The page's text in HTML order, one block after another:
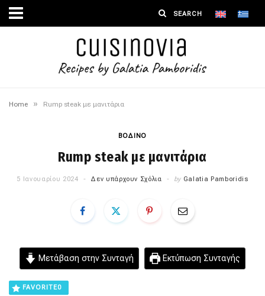
Home » Rump steak με μανιτάρια
ΒΟΔΙΝΟ
Rump steak με μανιτάρια
5 Ιανουαρίου 2024 Δεν υπάρχουν Σχόλια by Galatia Pamboridis
Μετάβαση στην Συνταγή Εκτύπωση Συνταγής
FAVORITE0